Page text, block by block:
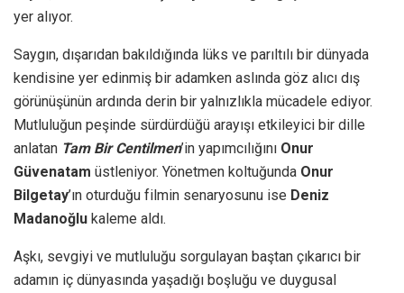
yer alıyor.
Saygın, dışarıdan bakıldığında lüks ve parıltılı bir dünyada
kendisine yer edinmiş bir adamken aslında göz alıcı dış
görünüşünün ardında derin bir yalnızlıkla mücadele ediyor.
Mutluluğun peşinde sürdürdüğü arayışı etkileyici bir dille
anlatan Tam Bir Centilmen’in yapımcılığını Onur
Güvenatam üstleniyor. Yönetmen koltuğunda Onur
Bilgetay’ın oturduğu filmin senaryosunu ise Deniz
Madanoğlu kaleme aldı.
Aşkı, sevgiyi ve mutluluğu sorgulayan baştan çıkarıcı bir
adamın iç dünyasında yaşadığı boşluğu ve duygusal